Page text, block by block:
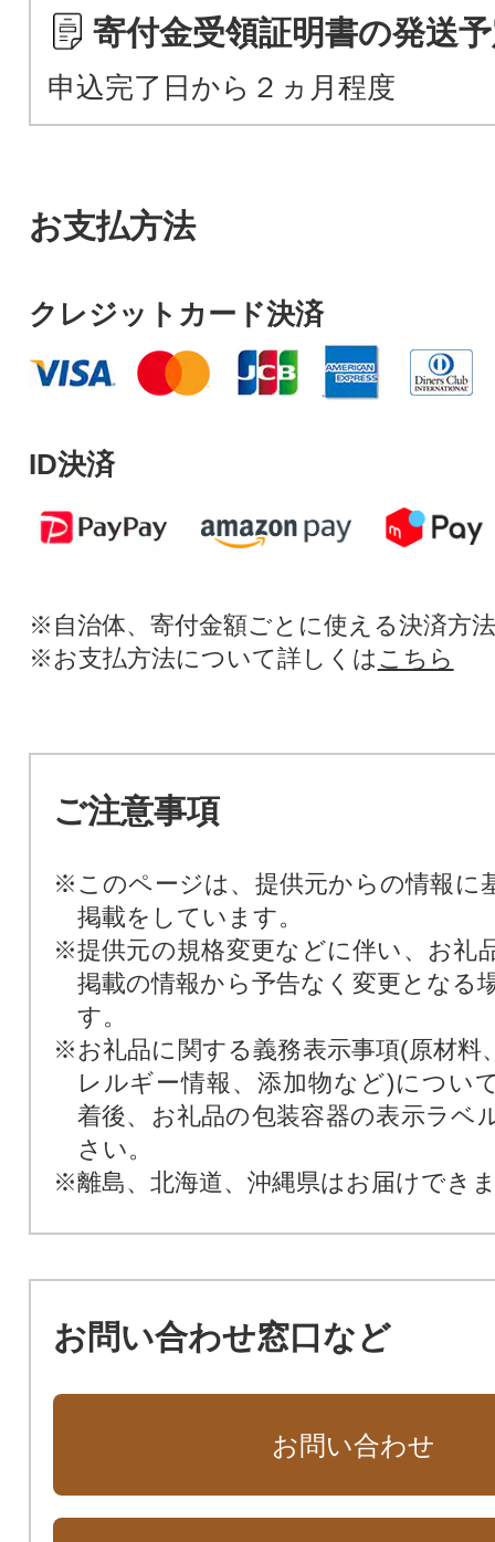
寄付金受領証明書の発送
申込完了日から２ヵ月程度
お支払方法
クレジットカード決済
ID決済
※自治体、寄付金額ごとに使える決済方
※お支払方法について詳しくは こちら
ご注意事項
※このページは、提供元からの情報に
掲載をしています。
※提供元の規格変更などに伴い、お礼
掲載の情報から予告なく変更となる
す。
※お礼品に関する義務表示事項(原材料
レルギー情報、添加物など)につい
着後、お礼品の包装容器の表示ラベ
さい。
※離島、北海道、沖縄県はお届けでき
お問い合わせ窓口など
お問い合わせ